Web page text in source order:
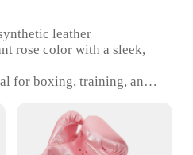
leather
rose color with a sleek,
for boxing, training, and
gloves, specifically
Durable construction